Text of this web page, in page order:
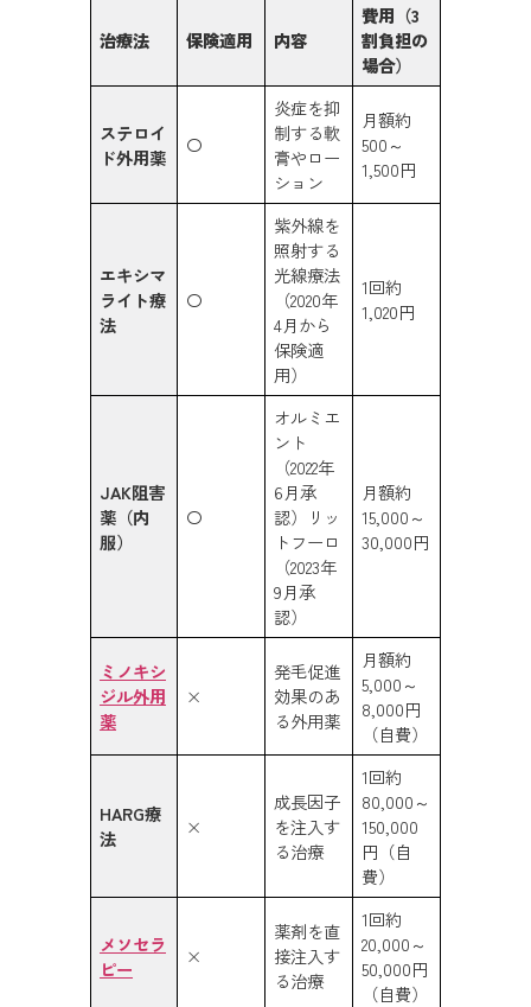
治療法 保険適用 内容
費用（3
割負担の
場合）
ステロイ
ド外用薬
〇
炎症を抑
制する軟
膏やロー
ション
月額約
500～
1,500円
エキシマ
ライト療
法
〇
紫外線を
照射する
光線療法
（2020年
4月から
保険適
用）
1回約
1,020円
JAK阻害
薬（内
服）
〇
オルミエ
ント
（2022年
6月承
認）リッ
トフーロ
（2023年
9月承
認）
月額約
15,000～
30,000円
ミノキシ
ジル外用
薬
×
発毛促進
効果のあ
る外用薬
月額約
5,000～
8,000円
（自費）
HARG療
法
×
成長因子
を注入す
る治療
1回約
80,000～
150,000
円（自
費）
メソセラ
ピー
×
薬剤を直
接注入す
る治療
1回約
20,000～
50,000円
（自費）